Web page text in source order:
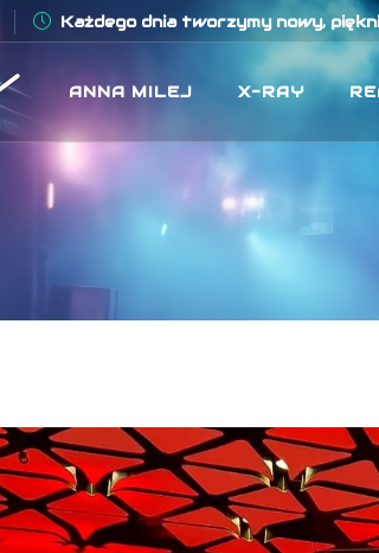
Każdego dnia tworzymy nowy,
ANNA MILEJ X-RAY